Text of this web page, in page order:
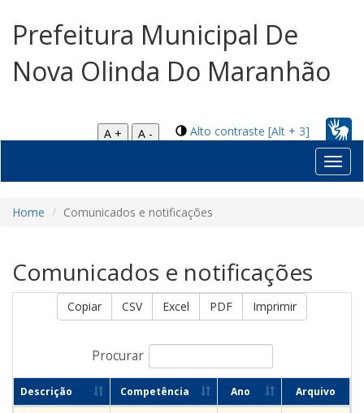
Prefeitura Municipal De
Nova Olinda Do Maranhão
Alto contraste [Alt + 3]
A +
A -
Home Comunicados e notificações
Comunicados e notificações
Copiar CSV Excel PDF Imprimir
Procurar
Descrição Competência Ano Arquivo